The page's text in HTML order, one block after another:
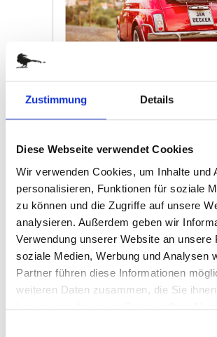
Zustimmung Details
Diese Webseite verwendet Cookies
Wir verwenden Cookies, um Inhalte und
personalisieren, Funktionen für soziale
zu können und die Zugriffe auf unsere
analysieren. Außerdem geben wir
Verwendung unserer Website an unsere
soziale Medien, Werbung und Analysen
Partner führen diese Informationen
weiteren Daten zusammen, die Sie
Art.-Nr.: K53000
Verfügbar
Zum Merkzettel
PERSONALISIERTE
BILDKALENDER
Vor allem Unternehmen nutzen häufig die
Ihren Kunden und Geschäftspartnern